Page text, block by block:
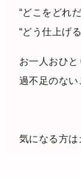
“どこをどれ
“どう仕上げ
お一人おひ
過不足のない
気になる方